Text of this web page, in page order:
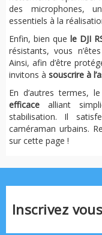
des microphones,
essentiels à la
Enfin, bien quele DJI
résistants, vous
Ainsi, afin d’être
invitons à souscrire à
En d’autres termes,
efficace alliant
stabilisation. Il
caméraman urbains.
sur cette page !
Inscrivez